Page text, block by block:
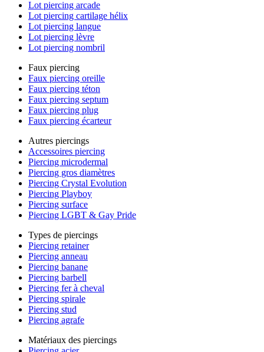
Lot piercing arcade
Lot piercing cartilage hélix
Lot piercing langue
Lot piercing lèvre
Lot piercing nombril
Faux piercing
Faux piercing oreille
Faux piercing téton
Faux piercing septum
Faux piercing plug
Faux piercing écarteur
Autres piercings
Accessoires piercing
Piercing microdermal
Piercing gros diamètres
Piercing Crystal Evolution
Piercing Playboy
Piercing surface
Piercing LGBT & Gay Pride
Types de piercings
Piercing retainer
Piercing anneau
Piercing banane
Piercing barbell
Piercing fer à cheval
Piercing spirale
Piercing stud
Piercing agrafe
Matériaux des piercings